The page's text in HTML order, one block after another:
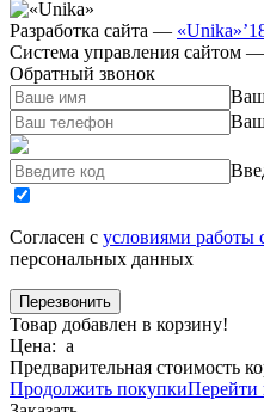
Разработка сайта —
Система управления сайтом —
Обратный звонок
Согласен с условиями работы
персональных данных
Товар добавлен в корзину!
Цена: a
Предварительная стоимость
Продолжить покупкиПерейти